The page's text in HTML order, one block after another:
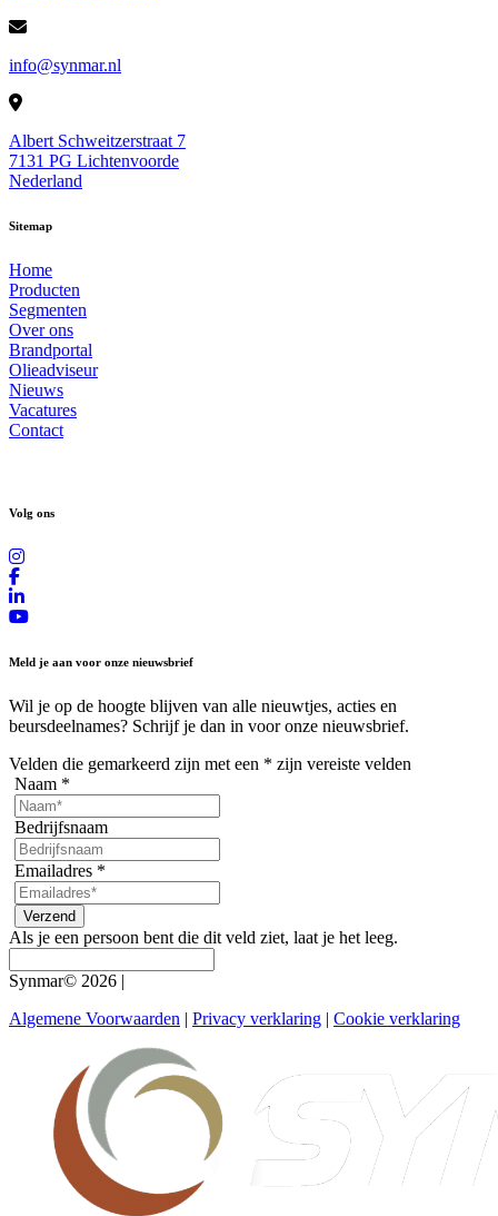
info@synmar.nl
Albert Schweitzerstraat 7
7131 PG Lichtenvoorde
Nederland
Sitemap
Home
Producten
Segmenten
Over ons
Brandportal
Olieadviseur
Nieuws
Vacatures
Contact
Volg ons
Meld je aan voor onze nieuwsbrief
Wil je op de hoogte blijven van alle nieuwtjes, acties en
beursdeelnames? Schrijf je dan in voor onze nieuwsbrief.
Velden die gemarkeerd zijn met een * zijn vereiste velden
Naam *
Bedrijfsnaam
Emailadres *
Als je een persoon bent die dit veld ziet, laat je het leeg.
Synmar© 2026 |
Algemene Voorwaarden | Privacy verklaring | Cookie verklaring